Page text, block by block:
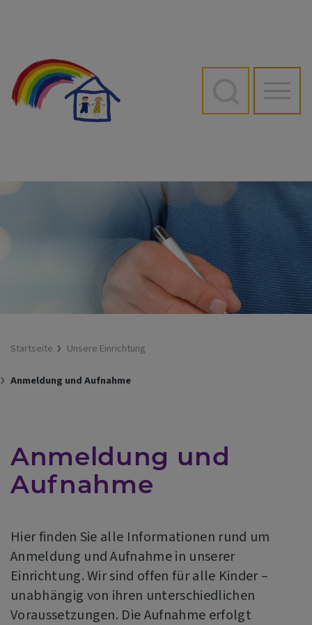
Inhalt
Startseite Unsere Einrichtung
Anmeldung und Aufnahme
Anmeldung und
Aufnahme
Hier finden Sie alle Informationen rund um
Anmeldung und Aufnahme in unserer
Einrichtung. Wir sind offen für alle Kinder –
unabhängig von ihren unterschiedlichen
Voraussetzungen. Die Aufnahme erfolgt